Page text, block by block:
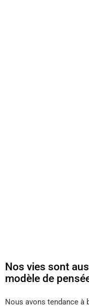
Nos vies sont
modèle de
Nous avons tendance à